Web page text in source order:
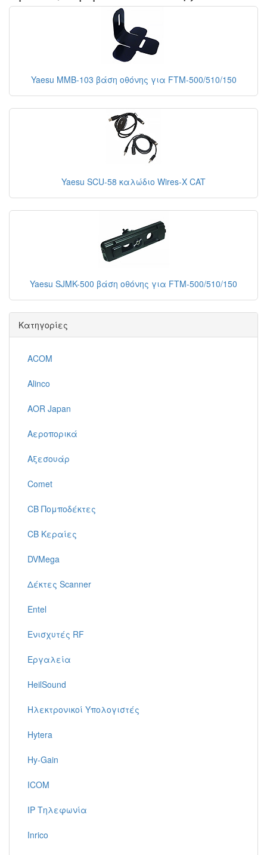
Yaesu MMB-103 βάση οθόνης για FTM-500/510/150
Yaesu SCU-58 καλώδιο Wires-X CAT
Yaesu SJMK-500 βάση οθόνης για FTM-500/510/150
Κατηγορίες
ACOM
Alinco
AOR Japan
Αεροπορικά
Αξεσουάρ
Comet
CB Πομποδέκτες
CB Κεραίες
DVMega
Δέκτες Scanner
Entel
Ενισχυτές RF
Εργαλεία
HeilSound
Ηλεκτρονικοί Υπολογιστές
Hytera
Hy-Gain
ICOM
IP Τηλεφωνία
Inrico